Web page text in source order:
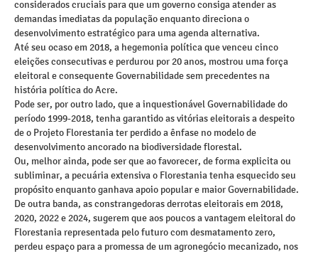
considerados cruciais para que um governo consiga atender as
demandas imediatas da população enquanto direciona o
desenvolvimento estratégico para uma agenda alternativa.
Até seu ocaso em 2018, a hegemonia política que venceu cinco
eleições consecutivas e perdurou por 20 anos, mostrou uma força
eleitoral e consequente Governabilidade sem precedentes na
história política do Acre.
Pode ser, por outro lado, que a inquestionável Governabilidade do
período 1999-2018, tenha garantido as vitórias eleitorais a despeito
de o Projeto Florestania ter perdido a ênfase no modelo de
desenvolvimento ancorado na biodiversidade florestal.
Ou, melhor ainda, pode ser que ao favorecer, de forma explicita ou
subliminar, a pecuária extensiva o Florestania tenha esquecido seu
propósito enquanto ganhava apoio popular e maior Governabilidade.
De outra banda, as constrangedoras derrotas eleitorais em 2018,
2020, 2022 e 2024, sugerem que aos poucos a vantagem eleitoral do
Florestania representada pelo futuro com desmatamento zero,
perdeu espaço para a promessa de um agronegócio mecanizado, nos